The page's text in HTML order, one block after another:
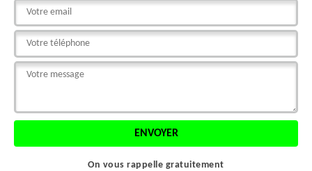
On vous rappelle gratuitement